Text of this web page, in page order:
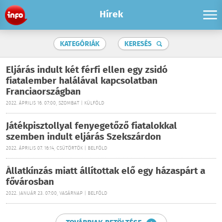
Hírek
KATEGÓRIÁK KERESÉS
Eljárás indult két férfi ellen egy zsidó
fiatalember halálával kapcsolatban
Franciaországban
2022. ÁPRILIS 16. 07:00, SZOMBAT | KÜLFÖLD
Játékpisztollyal fenyegetőző fiatalokkal
szemben indult eljárás Szekszárdon
2022. ÁPRILIS 07. 16:14, CSÜTÖRTÖK | BELFÖLD
Állatkínzás miatt állítottak elő egy házaspárt a
fővárosban
2022. JANUÁR 23. 07:00, VASÁRNAP | BELFÖLD